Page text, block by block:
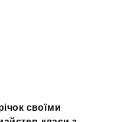
своїми